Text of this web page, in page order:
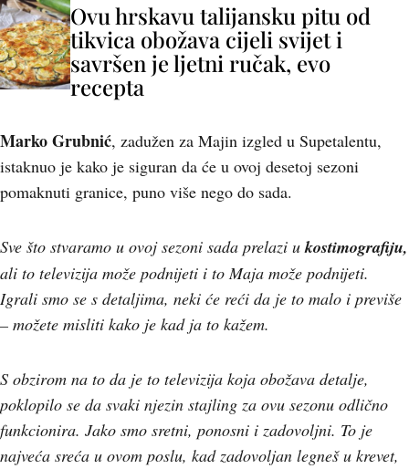
Ovu hrskavu talijansku pitu od
tikvica obožava cijeli svijet i
savršen je ljetni ručak, evo
recepta
Marko Grubnić, zadužen za Majin izgled u Supetalentu,
istaknuo je kako je siguran da će u ovoj desetoj sezoni
pomaknuti granice, puno više nego do sada.
Sve što stvaramo u ovoj sezoni sada prelazi ukostimografiju,
ali to televizija može podnijeti i to Maja može podnijeti.
Igrali smo se s detaljima, neki će reći da je to malo i previše
– možete misliti kako je kad ja to kažem.
S obzirom na to da je to televizija koja obožava detalje,
poklopilo se da svaki njezin stajling za ovu sezonu odlično
funkcionira. Jako smo sretni, ponosni i zadovoljni. To je
najveća sreća u ovom poslu, kad zadovoljan legneš u krevet,